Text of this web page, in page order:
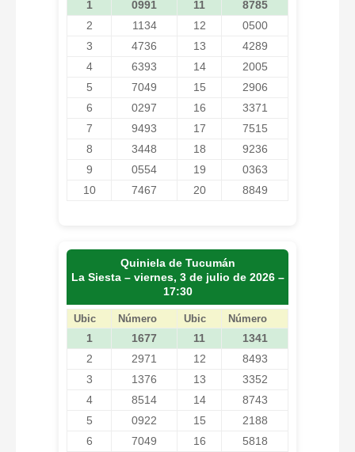
1 0991 11
8785
2
1134 12
0500
3
4736 13
4289
4
6393 14
2005
5
7049 15
2906
6
0297 16
3371
7
9493 17
7515
8
3448 18
9236
9
0554 19
0363
10
7467 20 8849
Quiniela de Tucumán
La Siesta – viernes, 3 de julio de 2026 –
17:30
Ubic Número Ubic Número
1 1677 11
1341
2
2971 12
8493
3
1376 13
3352
4
8514 14
8743
5
0922 15
2188
6
7049 16 5818